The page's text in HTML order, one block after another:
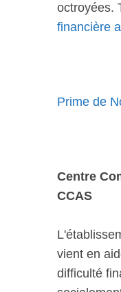
octroyées.
financière
Prime de
Centre
CCAS
vient en
difficulté